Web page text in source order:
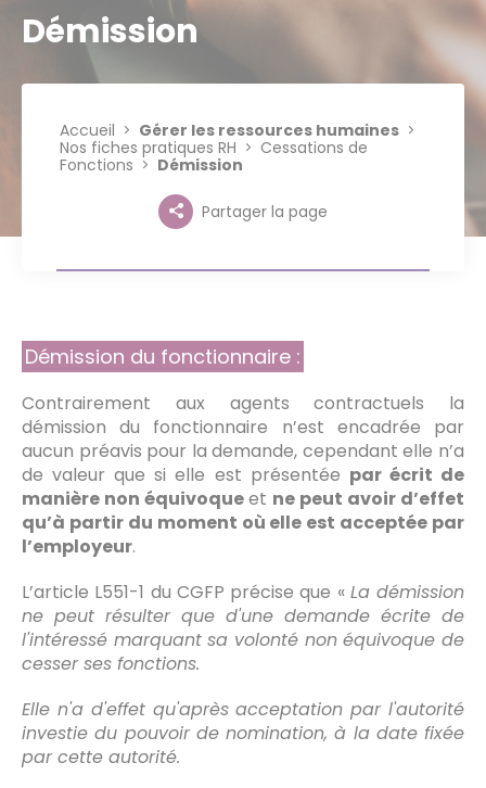
Démission
Accueil
Gérer les ressources humaines
Nos fiches pratiques RH
Cessations de
Fonctions
Démission
Partager la page
Démission du fonctionnaire :
Contrairement aux agents contractuels la
démission du fonctionnaire n’est encadrée par
aucun préavis pour la demande, cependant elle n’a
de valeur que si elle est présentée par écrit de
manière non équivoqueet ne peut avoir d’effet
qu’à partir du moment où elle est acceptée par
l’employeur.
L’article L551-1 du CGFP précise que « La démission
ne peut résulter que d'une demande écrite de
l'intéressé marquant sa volonté non équivoque de
cesser ses fonctions.
Elle n'a d'effet qu'après acceptation par l'autorité
investie du pouvoir de nomination, à la date fixée
par cette autorité.